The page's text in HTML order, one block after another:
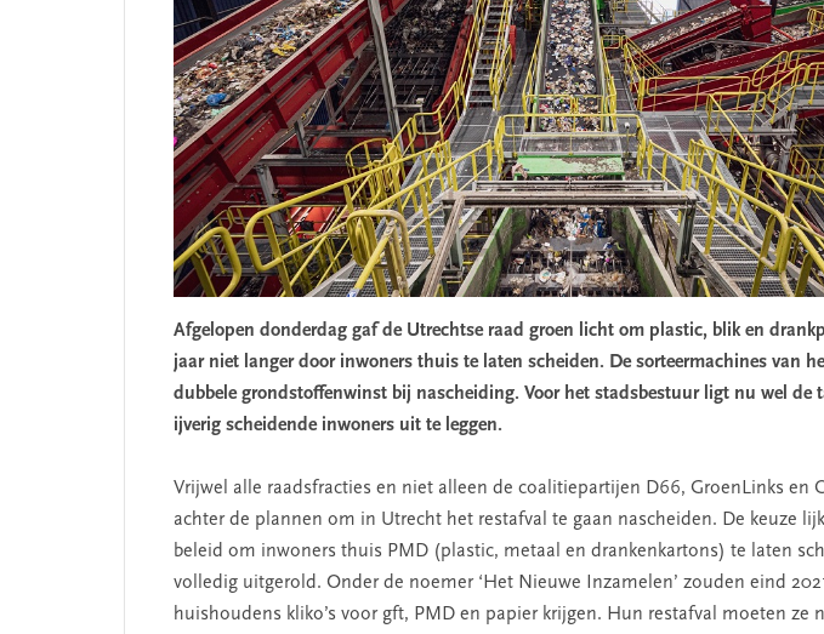
Afgelopen donderdag gaf de Utrechtse raad groen licht om plastic, blik en
jaar niet langer door inwoners thuis te laten scheiden. De sorteermachines van
dubbele grondstoffenwinst bij nascheiding. Voor het stadsbestuur ligt nu wel de
ijverig scheidende inwoners uit te leggen.
Vrijwel alle raadsfracties en niet alleen de coalitiepartijen D66, GroenLinks en
achter de plannen om in Utrecht het restafval te gaan nascheiden. De keuze
beleid om inwoners thuis PMD (plastic, metaal en drankenkartons) te laten
volledig uitgerold. Onder de noemer ‘Het Nieuwe Inzamelen’ zouden eind
huishoudens kliko’s voor gft, PMD en papier krijgen. Hun restafval moeten ze